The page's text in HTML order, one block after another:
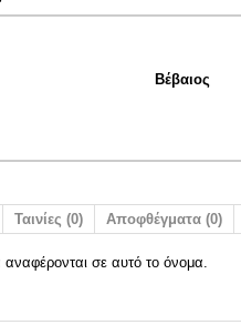
Βέβαιος
Ταινίες (0) Αποφθέγματα (0)
σε αυτό το όνομα.